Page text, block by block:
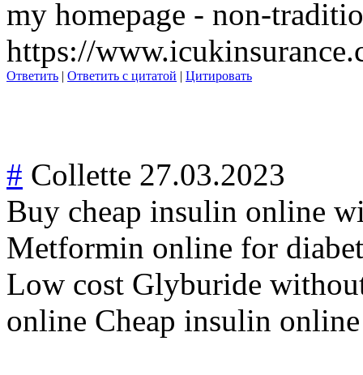
my homepage - non-
https://
Ответить | Ответить с цитатой | Цитировать
# Collette 27.03.2023
Buy cheap insulin online
Metformin online for
Low cost Glyburide
online Cheap insulin